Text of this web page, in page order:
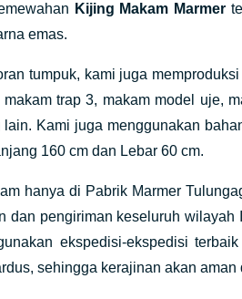
Kijing Makam Marmer
emas.
tumpuk, kami juga
trap 3, makam model uje,
Kami juga menggunakan
160 cm dan Lebar 60 cm.
hanya di Pabrik Marmer
dan pengiriman keseluruh
ekspedisi-ekspedisi
sehingga kerajinan akan